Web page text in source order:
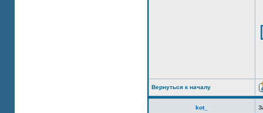
Вернуться к началу
kot_